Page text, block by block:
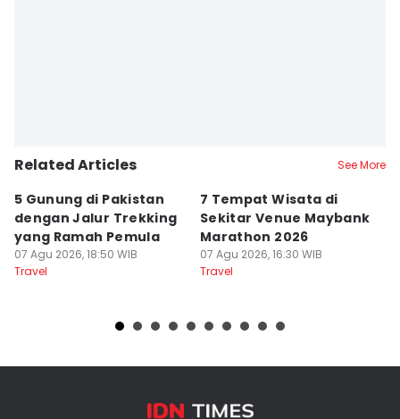
Related Articles See More
5 Gunung di Pakistan
dengan Jalur Trekking
yang Ramah Pemula
07 Agu 2026, 18:50 WIB
Travel
7 Tempat Wisata di
Sekitar Venue Maybank
Marathon 2026
07 Agu 2026, 16:30 WIB
Travel